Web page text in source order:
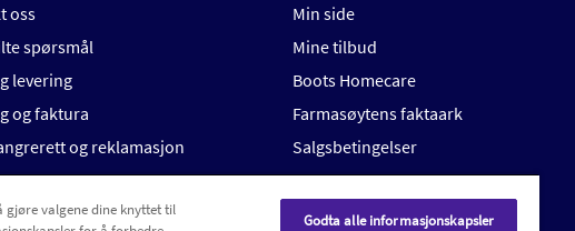
oss
spørsmål
levering
og faktura
og reklamasjon
Min side
Mine tilbud
Boots Homecare
Farmasøytens faktaark
Salgsbetingelser
gjøre valgene dine knyttet til
Godta alle informasjonskapsler